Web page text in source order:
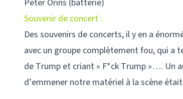
Peter Orins (batterie)
Souvenir de concert :
Des souvenirs de concerts, il y en a
avec un groupe complètement fou, qui a
de Trump et criant « F*ck Trump »…. Un
d’emmener notre matériel à la scène